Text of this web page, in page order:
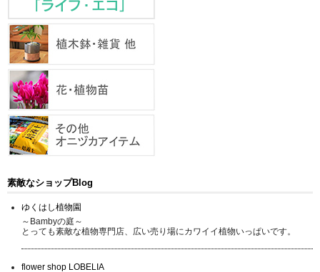
素敵なショップBlog
ゆくはし植物園
～Bambyの庭～
とっても素敵な植物専門店、広い売り場にカワイイ植物いっぱいです。
flower shop LOBELIA